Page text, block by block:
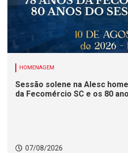
HOMENAGEM
Sessão solene na Alesc
da Fecomércio SC e os 80
07/08/2026